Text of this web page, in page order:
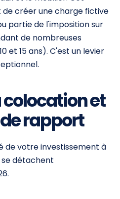
créer une charge fictive
partie de l'imposition sur
de nombreuses
et 15 ans). C'est un levier
colocation et
rapport
de votre investissement à
se détachent